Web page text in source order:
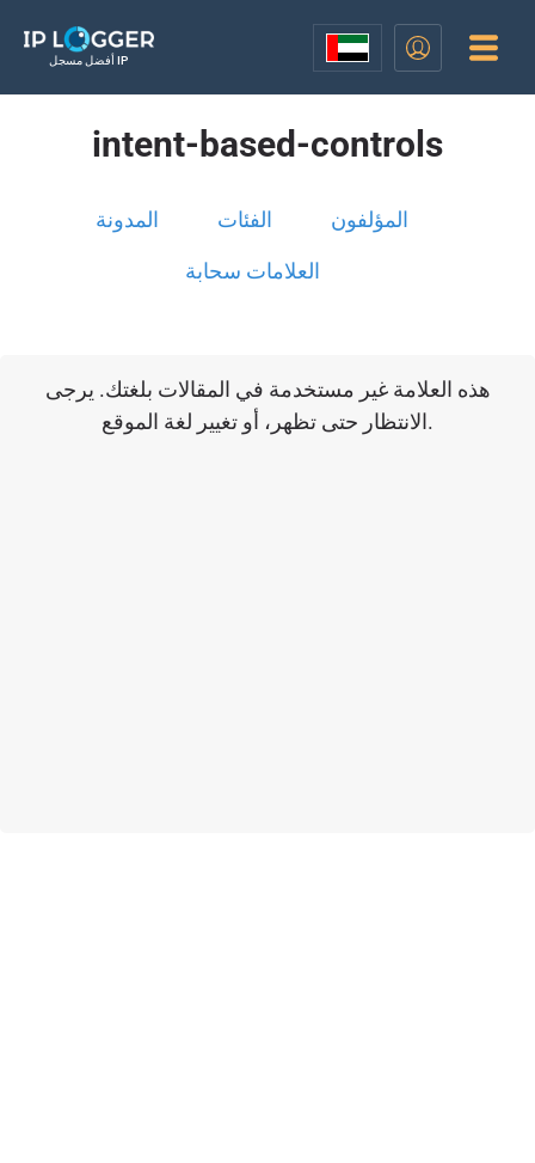
أفضل مسجل IP
intent-based-controls
المدونة الفئات المؤلفون
العلامات سحابة